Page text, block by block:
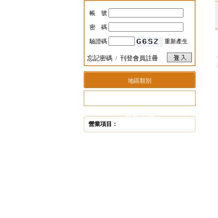
帳 號
密 碼
驗證碼 重新產生
忘記密碼 / 刊登會員註冊
地區類別
最新消息
營業項目：